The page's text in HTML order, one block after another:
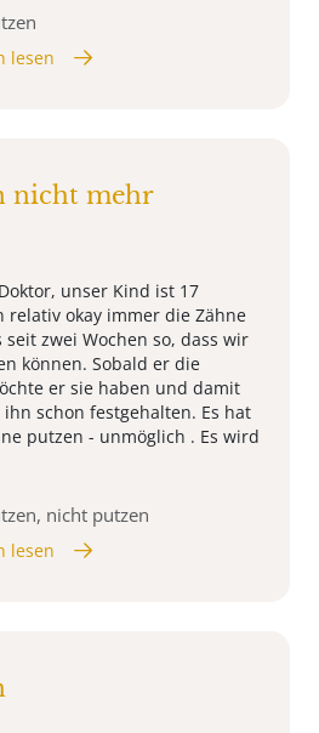
lesen
nicht mehr
unser Kind ist 17
relativ okay immer die Zähne
seit zwei Wochen so, dass wir
können. Sobald er die
er sie haben und damit
schon festgehalten. Es hat
putzen - unmöglich . Es wird
nicht putzen
lesen